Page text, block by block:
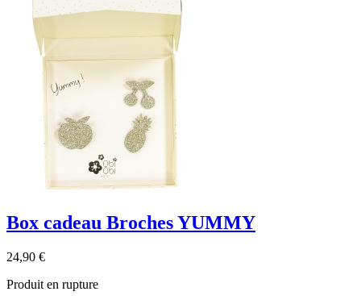
Box cadeau Broches YUMMY
24,90 €
Produit en rupture